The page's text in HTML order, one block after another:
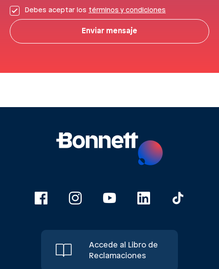
Debes aceptar los términos y condiciones
Enviar mensaje
Accede al Libro de
Reclamaciones